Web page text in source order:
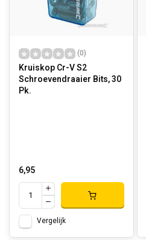
(0)
Kruiskop Cr-V S2
Schroevendraaier Bits, 30
Pk.
6,95
Vergelijk